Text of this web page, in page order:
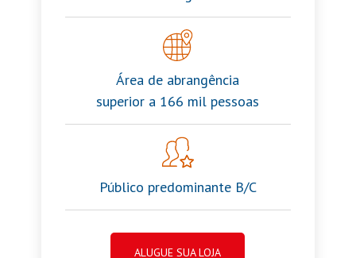
Área de abrangência
superior a 166 mil pessoas
Público predominante B/C
ALUGUE SUA LOJA